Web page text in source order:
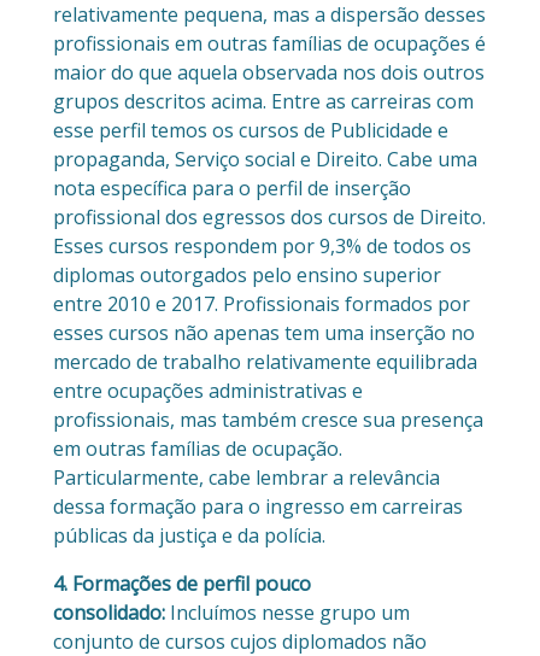
relativamente pequena, mas a dispersão desses
profissionais em outras famílias de ocupações é
maior do que aquela observada nos dois outros
grupos descritos acima. Entre as carreiras com
esse perfil temos os cursos de Publicidade e
propaganda, Serviço social e Direito. Cabe uma
nota específica para o perfil de inserção
profissional dos egressos dos cursos de Direito.
Esses cursos respondem por 9,3% de todos os
diplomas outorgados pelo ensino superior
entre 2010 e 2017. Profissionais formados por
esses cursos não apenas tem uma inserção no
mercado de trabalho relativamente equilibrada
entre ocupações administrativas e
profissionais, mas também cresce sua presença
em outras famílias de ocupação.
Particularmente, cabe lembrar a relevância
dessa formação para o ingresso em carreiras
públicas da justiça e da polícia.
4. Formações de perfil pouco
consolidado: Incluímos nesse grupo um
conjunto de cursos cujos diplomados não